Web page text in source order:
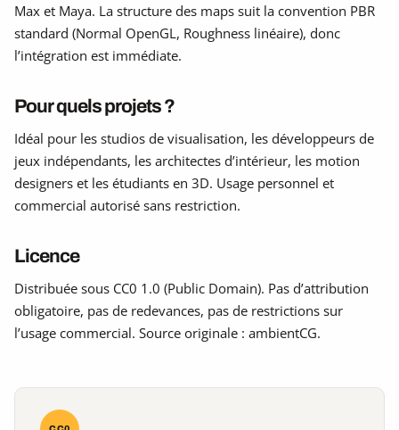
Max et Maya. La structure des maps suit la convention PBR
standard (Normal OpenGL, Roughness linéaire), donc
l’intégration est immédiate.
Pour quels projets ?
Idéal pour les studios de visualisation, les développeurs de
jeux indépendants, les architectes d’intérieur, les motion
designers et les étudiants en 3D. Usage personnel et
commercial autorisé sans restriction.
Licence
Distribuée sous CC0 1.0 (Public Domain). Pas d’attribution
obligatoire, pas de redevances, pas de restrictions sur
l’usage commercial. Source originale : ambientCG.